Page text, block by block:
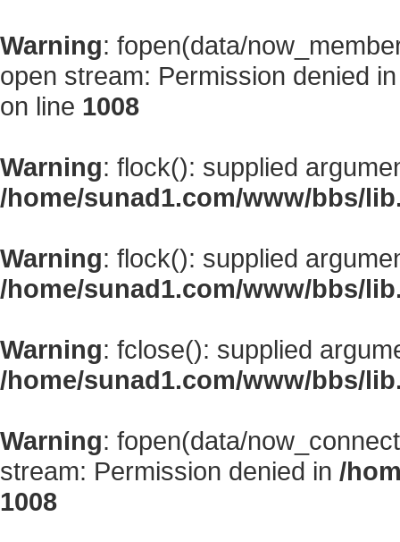
Warning: fopen(data/
open stream: Permission denied
on line 1008
Warning: flock(): supplied
/home/sunad1.com/www/bbs/
Warning: flock(): supplied
/home/sunad1.com/www/bbs/
Warning: fclose(): supplied
/home/sunad1.com/www/bbs/
Warning: fopen(data/
stream: Permission denied in /
1008